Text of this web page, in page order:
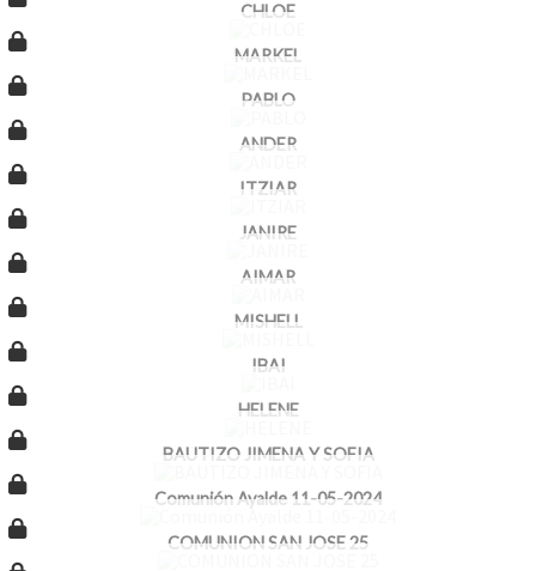
CHLOE
MARKEL
PABLO
ANDER
ITZIAR
JANIRE
AIMAR
MISHELL
IBAI
HELENE
BAUTIZO JIMENA Y SOFIA
Comunión Ayalde 11-05-2024
COMUNION SAN JOSE 25